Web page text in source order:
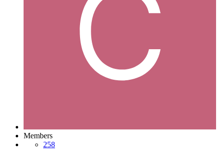
Members
258